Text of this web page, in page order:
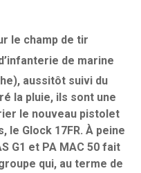
le champ de tir
de marine
aussitôt suivi du
la pluie, ils sont une
le nouveau pistolet
le Glock 17FR. À peine
G1 et PA MAC 50 fait
qui, au terme de